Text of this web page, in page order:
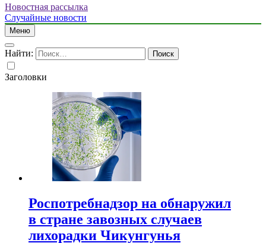
Новостная рассылка
Случайные новости
Меню
Найти:
Заголовки
Роспотребнадзор на обнаружил
в стране завозных случаев
лихорадки Чикунгунья